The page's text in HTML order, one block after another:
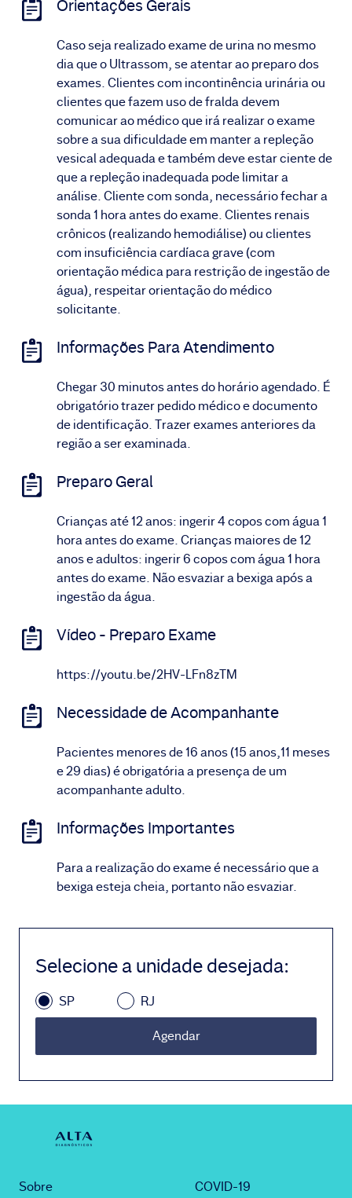
Orientações Gerais
Caso seja realizado exame de urina no mesmo
dia que o Ultrassom, se atentar ao preparo dos
exames. Clientes com incontinência urinária ou
clientes que fazem uso de fralda devem
comunicar ao médico que irá realizar o exame
sobre a sua dificuldade em manter a repleção
vesical adequada e também deve estar ciente de
que a repleção inadequada pode limitar a
análise. Cliente com sonda, necessário fechar a
sonda 1 hora antes do exame. Clientes renais
crônicos (realizando hemodiálise) ou clientes
com insuficiência cardíaca grave (com
orientação médica para restrição de ingestão de
água), respeitar orientação do médico
solicitante.
Informações Para Atendimento
Chegar 30 minutos antes do horário agendado. É
obrigatório trazer pedido médico e documento
de identificação. Trazer exames anteriores da
região a ser examinada.
Preparo Geral
Crianças até 12 anos: ingerir 4 copos com água 1
hora antes do exame. Crianças maiores de 12
anos e adultos: ingerir 6 copos com água 1 hora
antes do exame. Não esvaziar a bexiga após a
ingestão da água.
Vídeo - Preparo Exame
https://youtu.be/2HV-LFn8zTM
Necessidade de Acompanhante
Pacientes menores de 16 anos (15 anos,11 meses
e 29 dias) é obrigatória a presença de um
acompanhante adulto.
Informações Importantes
Para a realização do exame é necessário que a
bexiga esteja cheia, portanto não esvaziar.
Selecione a unidade desejada:
SP RJ
Agendar
Sobre COVID-19